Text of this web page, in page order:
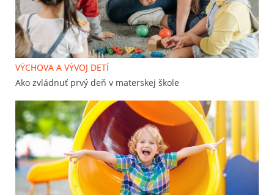
VÝCHOVA A VÝVOJ DETÍ
Ako zvládnuť prvý deň v materskej škole